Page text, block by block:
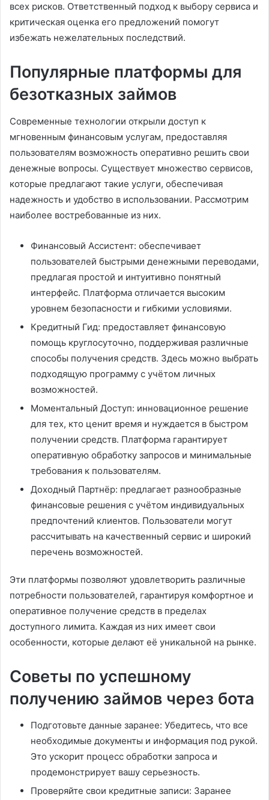
всех рисков. Ответственный подход к выбору сервиса и
критическая оценка его предложений помогут
избежать нежелательных последствий.
Популярные платформы для
безотказных займов
Современные технологии открыли доступ к
мгновенным финансовым услугам, предоставляя
пользователям возможность оперативно решить свои
денежные вопросы. Существует множество сервисов,
которые предлагают такие услуги, обеспечивая
надежность и удобство в использовании. Рассмотрим
наиболее востребованные из них.
Финансовый Ассистент: обеспечивает
пользователей быстрыми денежными переводами,
предлагая простой и интуитивно понятный
интерфейс. Платформа отличается высоким
уровнем безопасности и гибкими условиями.
Кредитный Гид: предоставляет финансовую
помощь круглосуточно, поддерживая различные
способы получения средств. Здесь можно выбрать
подходящую программу с учётом личных
возможностей.
Моментальный Доступ: инновационное решение
для тех, кто ценит время и нуждается в быстром
получении средств. Платформа гарантирует
оперативную обработку запросов и минимальные
требования к пользователям.
Доходный Партнёр: предлагает разнообразные
финансовые решения с учётом индивидуальных
предпочтений клиентов. Пользователи могут
рассчитывать на качественный сервис и широкий
перечень возможностей.
Эти платформы позволяют удовлетворить различные
потребности пользователей, гарантируя комфортное и
оперативное получение средств в пределах
доступного лимита. Каждая из них имеет свои
особенности, которые делают её уникальной на рынке.
Советы по успешному
получению займов через бота
Подготовьте данные заранее: Убедитесь, что все
необходимые документы и информация под рукой.
Это ускорит процесс обработки запроса и
продемонстрирует вашу серьезность.
Проверяйте свои кредитные записи: Заранее